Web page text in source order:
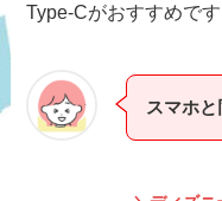
Type-Cがおすすめです
スマホと